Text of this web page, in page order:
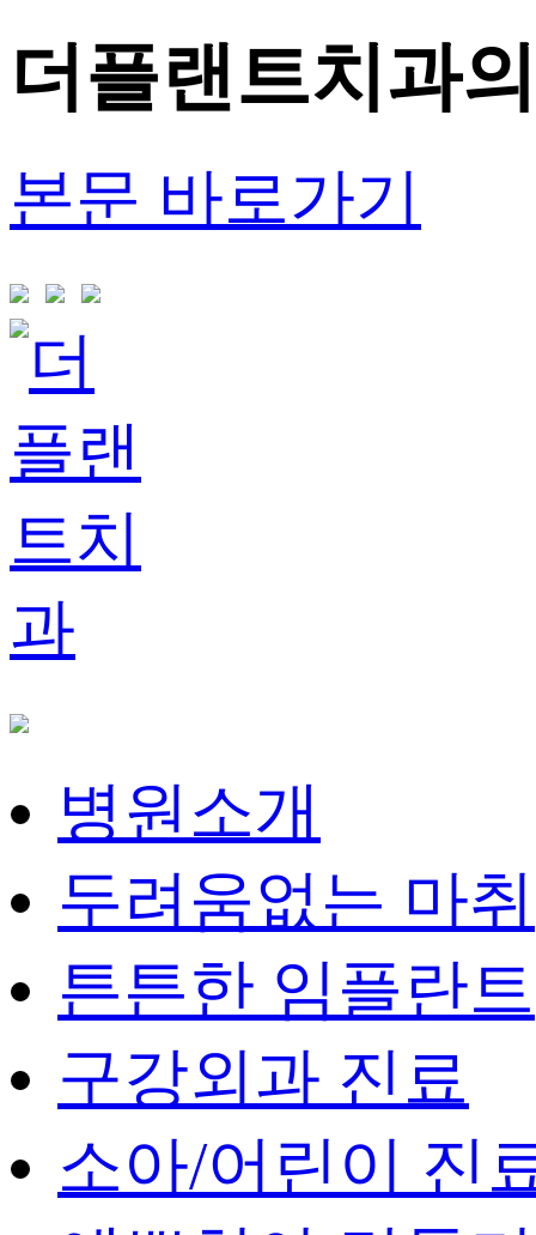
더플랜트치과
본문 바로가기
병원소개
두려움없는 마취
튼튼한 임플란트
구강외과 진료
소아/어린이 진